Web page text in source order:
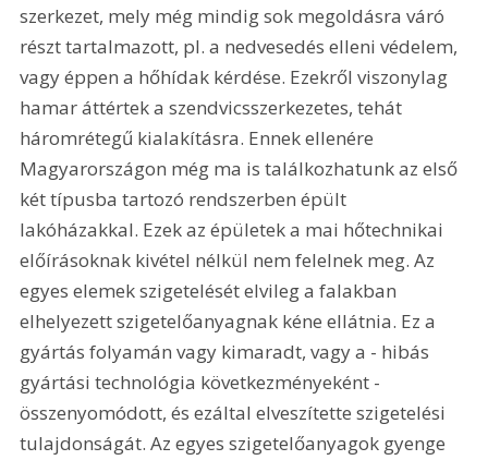
szerkezet, mely még mindig sok megoldásra váró
részt tartalmazott, pl. a nedvesedés elleni védelem,
vagy éppen a hőhídak kérdése. Ezekről viszonylag
hamar áttértek a szendvicsszerkezetes, tehát
háromrétegű kialakításra. Ennek ellenére
Magyarországon még ma is találkozhatunk az első
két típusba tartozó rendszerben épült
lakóházakkal. Ezek az épületek a mai hőtechnikai
előírásoknak kivétel nélkül nem felelnek meg. Az
egyes elemek szigetelését elvileg a falakban
elhelyezett szigetelőanyagnak kéne ellátnia. Ez a
gyártás folyamán vagy kimaradt, vagy a - hibás
gyártási technológia következményeként -
összenyomódott, és ezáltal elveszítette szigetelési
tulajdonságát. Az egyes szigetelőanyagok gyenge